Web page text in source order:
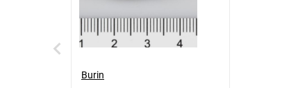
Burin